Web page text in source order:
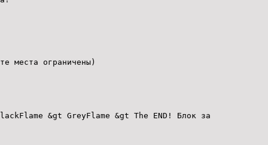
места ограничены)
&gt GreyFlame &gt The END! Блок за